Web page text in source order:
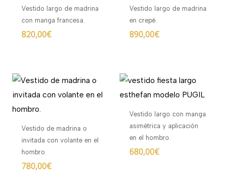
Vestido largo de madrina
con manga francesa.
820,00€
Vestido largo de madrina
en crepé.
890,00€
Vestido de madrina o
invitada con volante en el
hombro.
780,00€
Vestido largo con manga
asimétrica y aplicación
en el hombro.
680,00€